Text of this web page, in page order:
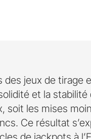
jeux de tirage
et la
soit les mises
Ce résultat